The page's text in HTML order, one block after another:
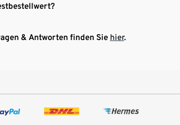
& Antworten finden Sie hier.